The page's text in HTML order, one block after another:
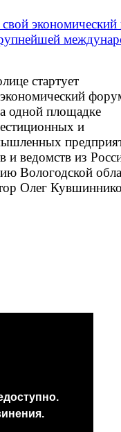
свой экономический
стартует
одной площадке
и
и ведомств из
Вологодской
Олег